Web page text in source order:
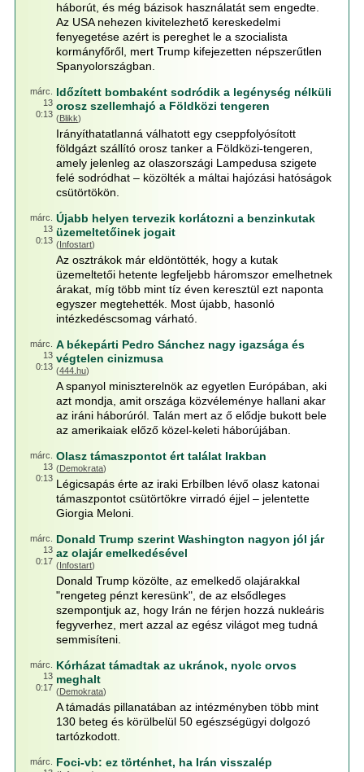
háborút, és még bázisok használatát sem engedte.
Az USA nehezen kivitelezhető kereskedelmi
fenyegetése azért is pereghet le a szocialista
kormányfőről, mert Trump kifejezetten népszerűtlen
Spanyolországban.
márc.
13
0:13
Időzített bombaként sodródik a legénység nélküli
orosz szellemhajó a Földközi tengeren
(Blikk)
Irányíthatatlanná válhatott egy cseppfolyósított
földgázt szállító orosz tanker a Földközi-tengeren,
amely jelenleg az olaszországi Lampedusa szigete
felé sodródhat – közölték a máltai hajózási hatóságok
csütörtökön.
márc.
13
0:13
Újabb helyen tervezik korlátozni a benzinkutak
üzemeltetőinek jogait
(Infostart)
Az osztrákok már eldöntötték, hogy a kutak
üzemeltetői hetente legfeljebb háromszor emelhetnek
árakat, míg több mint tíz éven keresztül ezt naponta
egyszer megtehették. Most újabb, hasonló
intézkedéscsomag várható.
márc.
13
0:13
A békepárti Pedro Sánchez nagy igazsága és
végtelen cinizmusa
(444.hu)
A spanyol miniszterelnök az egyetlen Európában, aki
azt mondja, amit országa közvéleménye hallani akar
az iráni háborúról. Talán mert az ő elődje bukott bele
az amerikaiak előző közel-keleti háborújában.
márc.
13
0:13
Olasz támaszpontot ért találat Irakban
(Demokrata)
Légicsapás érte az iraki Erbílben lévő olasz katonai
támaszpontot csütörtökre virradó éjjel – jelentette
Giorgia Meloni.
márc.
13
0:17
Donald Trump szerint Washington nagyon jól jár
az olajár emelkedésével
(Infostart)
Donald Trump közölte, az emelkedő olajárakkal
"rengeteg pénzt keresünk", de az elsődleges
szempontjuk az, hogy Irán ne férjen hozzá nukleáris
fegyverhez, mert azzal az egész világot meg tudná
semmisíteni.
márc.
13
0:17
Kórházat támadtak az ukránok, nyolc orvos
meghalt
(Demokrata)
A támadás pillanatában az intézményben több mint
130 beteg és körülbelül 50 egészségügyi dolgozó
tartózkodott.
márc.
Foci-vb: ez történhet, ha Irán visszalép